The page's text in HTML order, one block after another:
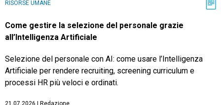
RISORSE UMANE
Come gestire la selezione del personale grazie
all’Intelligenza Artificiale
Selezione del personale con AI: come usare l’Intelligenza
Artificiale per rendere recruiting, screening curriculum e
processi HR più veloci e ordinati.